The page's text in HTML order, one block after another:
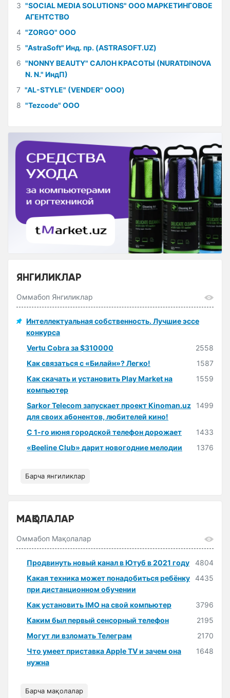
3 "SOCIAL MEDIA SOLUTIONS" ООО МАРКЕТИНГОВОЕ
АГЕНТСТВО
4 "ZORGO" ООО
5 "AstraSoft" Инд. пр. (ASTRASOFT.UZ)
6 "NONNY BEAUTY" САЛОН КРАСОТЫ (NURATDINOVA
N. N." ИндП)
7 "AL-STYLE" (VENDER" ООО)
8 "Tezcode" ООО
ЯНГИЛИКЛАР
Оммабоп Янгиликлар
Интеллектуальная собственность. Лучшие эссе
конкурса
Vertu Cobra за $310000
2558
Как связаться с «Билайн»? Легко!
1587
Как скачать и установить Play Market на
компьютер
1559
Sarkor Telecom запускает проект Kinoman.uz
для своих абонентов, любителей кино!
1499
С 1-го июня городской телефон дорожает
1433
«Beeline Club» дарит новогодние мелодии
1376
Барча янгиликлар
МАҚОЛАЛАР
Оммабоп Мақолалар
Продвинуть новый канал в Ютуб в 2021 году
4804
Какая техника может понадобиться ребёнку
при дистанционном обучении
4435
Как установить IMO на свой компьютер
3796
Каким был первый сенсорный телефон
2195
Могут ли взломать Телеграм
2170
Что умеет приставка Apple TV и зачем она
нужна
1648
Барча мақолалар